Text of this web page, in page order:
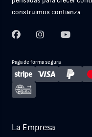
construimos confianza.
Paga de forma segura
La Empresa